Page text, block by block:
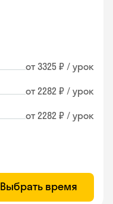
от 3325 ₽ / урок
от 2282 ₽ / урок
от 2282 ₽ / урок
Выбрать время